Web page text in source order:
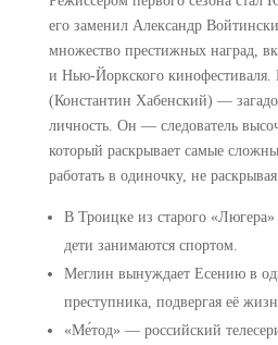
его заменил Александр
множество престижных наград,
и Нью-Йоркского
(Константин Хабенский) —
личность. Он — следователь
который раскрывает самые
работать в одиночку, не
В Троицке из старого
дети занимаются спортом.
Меглин вынуждает Есению в
преступника, подвергая её
«Ме́тод» — российский